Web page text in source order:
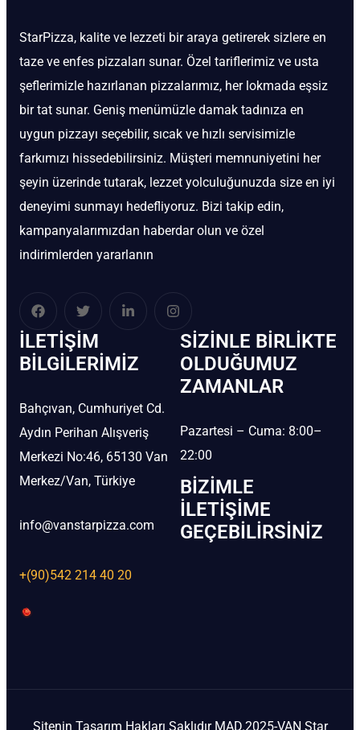
StarPizza, kalite ve lezzeti bir araya getirerek sizlere en
taze ve enfes pizzaları sunar. Özel tariflerimiz ve usta
şeflerimizle hazırlanan pizzalarımız, her lokmada eşsiz
bir tat sunar. Geniş menümüzle damak tadınıza en
uygun pizzayı seçebilir, sıcak ve hızlı servisimizle
farkımızı hissedebilirsiniz. Müşteri memnuniyetini her
şeyin üzerinde tutarak, lezzet yolculuğunuzda size en iyi
deneyimi sunmayı hedefliyoruz. Bizi takip edin,
kampanyalarımızdan haberdar olun ve özel
indirimlerden yararlanın
İLETIŞIM
BİLGILERIMIZ
Bahçıvan, Cumhuriyet Cd.
Aydın Perihan Alışveriş
Merkezi No:46, 65130 Van
Merkez/Van, Türkiye
info@vanstarpizza.com
+(90)542 214 40 20
SIZINLE BIRLIKTE
OLDUĞUMUZ
ZAMANLAR
Pazartesi – Cuma: 8:00–
22:00
BIZIMLE
İLETIŞIME
GEÇEBILIRSINIZ
Sitenin Tasarım Hakları Saklıdır MAD.2025-VAN Star